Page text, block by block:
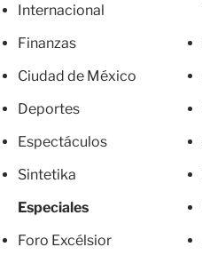
Internacional
Finanzas
Ciudad de México
Deportes
Espectáculos
Sintetika
Especiales
Foro Excélsior